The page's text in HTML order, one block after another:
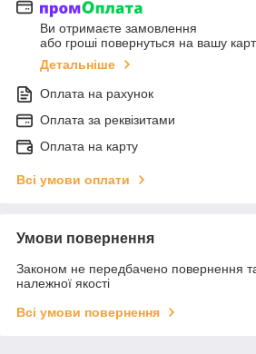
Ви отримаєте замовлення
або гроші повернуться на вашу
Детальніше
Оплата на рахунок
Оплата за реквізитами
Оплата на карту
Всі умови оплати
Умови повернення
Законом не передбачено повернення
належної якості
Всі умови повернення